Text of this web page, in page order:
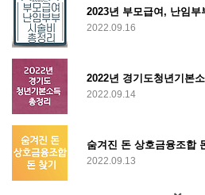
2023년 부모급여, 난임부
2022.09.16
2022년 경기도청년기본
2022.09.14
숨겨진 돈 상호금융조합
2022.09.13